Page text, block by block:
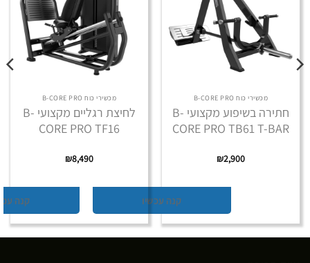
מכשירי כוח B-CORE PRO
חתירה בשיפוע מקצועי B-
CORE PRO TB61 T-BAR
₪2,900
קנה עכשיו
מכשירי כוח B-CORE PRO
לחיצת רגליים מקצועי B-
CORE PRO TF16
₪8,490
קנה